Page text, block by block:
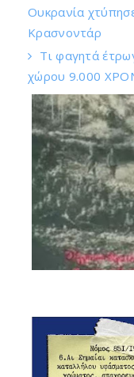
Ουκρανία
Κρασνοντάρ
Τι φαγητά
χώρου 9.000